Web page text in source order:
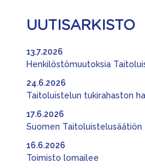
UUTISARKISTO
Henkilöstömuutoksia
13.7.2026
Taitoluistelun tukirahaston
24.6.2026
Suomen
17.6.2026
Toimisto lomailee
16.6.2026